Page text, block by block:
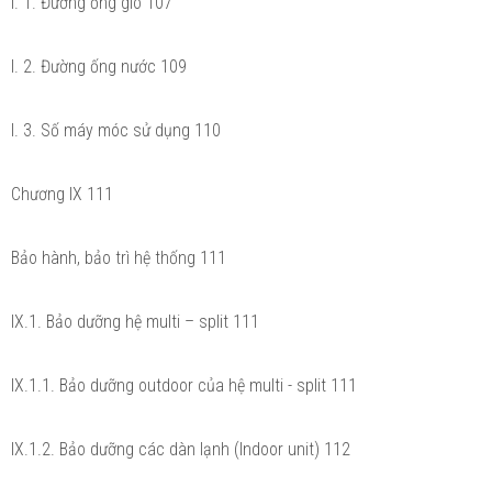
I. 2. Đường ống nước 109
I. 3. Số máy móc sử dụng 110
Chương IX 111
Bảo hành, bảo trì hệ thống 111
IX.1. Bảo dưỡng hệ multi – split 111
IX.1.1. Bảo dưỡng outdoor của hệ multi - split 111
IX.1.2. Bảo dưỡng các dàn lạnh (Indoor unit) 112